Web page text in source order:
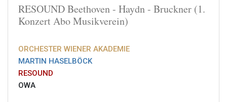
RESOUND Beethoven - Haydn - Bruckner (1.
Konzert Abo Musikverein)
ORCHESTER WIENER AKADEMIE
MARTIN HASELBÖCK
RESOUND
OWA